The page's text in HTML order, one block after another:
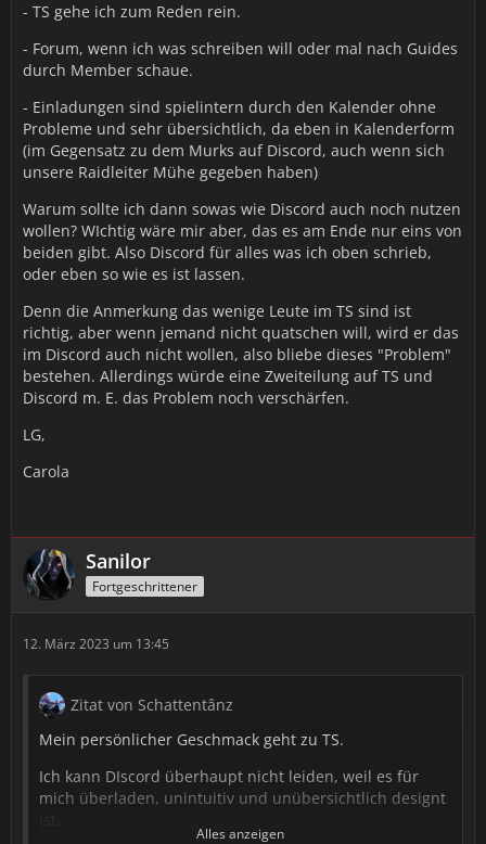
- TS gehe ich zum Reden rein.
- Forum, wenn ich was schreiben will oder mal nach Guides
durch Member schaue.
- Einladungen sind spielintern durch den Kalender ohne
Probleme und sehr übersichtlich, da eben in Kalenderform
(im Gegensatz zu dem Murks auf Discord, auch wenn sich
unsere Raidleiter Mühe gegeben haben)
Warum sollte ich dann sowas wie Discord auch noch nutzen
wollen? WIchtig wäre mir aber, das es am Ende nur eins von
beiden gibt. Also Discord für alles was ich oben schrieb,
oder eben so wie es ist lassen.
Denn die Anmerkung das wenige Leute im TS sind ist
richtig, aber wenn jemand nicht quatschen will, wird er das
im Discord auch nicht wollen, also bliebe dieses "Problem"
bestehen. Allerdings würde eine Zweiteilung auf TS und
Discord m. E. das Problem noch verschärfen.
LG,
Carola
Sanilor
Fortgeschrittener
12. März 2023 um 13:45
Zitat von Schattentânz
Mein persönlicher Geschmack geht zu TS.
Ich kann DIscord überhaupt nicht leiden, weil es für
mich überladen, unintuitiv und unübersichtlich designt
Alles anzeigen